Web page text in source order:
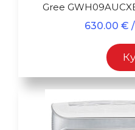
Gree
630.00 €